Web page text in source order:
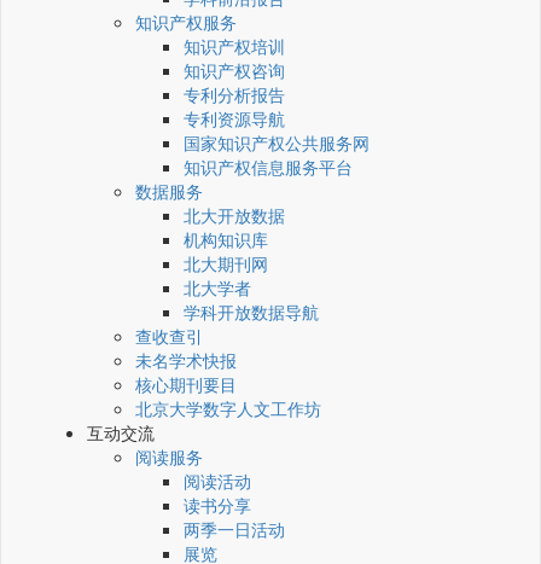
知识产权服务
知识产权培训
知识产权咨询
专利分析报告
专利资源导航
国家知识产权公共服务网
知识产权信息服务平台
数据服务
北大开放数据
机构知识库
北大期刊网
北大学者
学科开放数据导航
查收查引
未名学术快报
核心期刊要目
北京大学数字人文工作坊
互动交流
阅读服务
阅读活动
读书分享
两季一日活动
展览